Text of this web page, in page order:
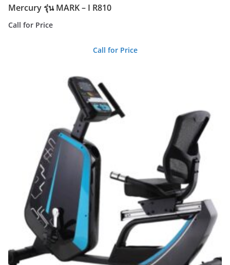
Mercury รุ่น MARK – I R810
Call for Price
Call for Price